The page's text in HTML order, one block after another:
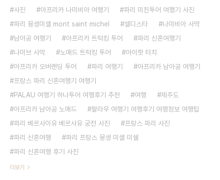
사진
아프리카 나미비아 여행기
파리 미친투어 여행기 사진
파리 몽생미셸 mont saint michel
셀디스타
나미비아 사막
남아공 여행기
아프리카 트럭킹 투어
파리 신혼여행기
나미브 사막
노매드 트럭킹 투어
아이팟 터치
아프리카 오버랜딩 투어
파리 여행기
아프리카 남아공 여행기
프랑스 파리 신혼여행기 여행기
PALAU 여행기 하나투어 여행후기 추천
여행
제주도
아프리카 남아공 노매드
팔라우 여행기 여행후기 여행정보 여행팁
파리 베르사이유 베르사유 궁전 사진
프랑스 파리 사진
파리 신혼여행
파리 프랑스 몽생 미셸 미쉘
파리 신혼여행 후기 사진
더보기